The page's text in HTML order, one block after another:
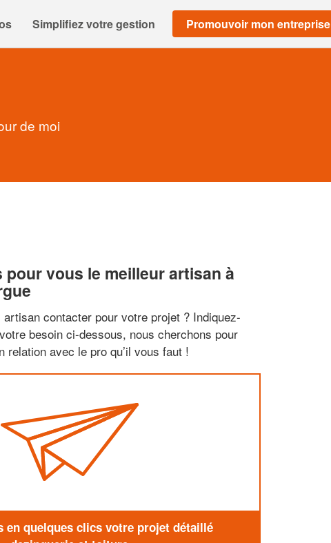
Simplifiez votre gestion Promouvoir mon entreprise
de moi
vous le meilleur artisan à
contacter pour votre projet ? Indiquez-
besoin ci-dessous, nous cherchons pour
relation avec le pro qu’il vous faut !
en quelques clics votre projet détaillé